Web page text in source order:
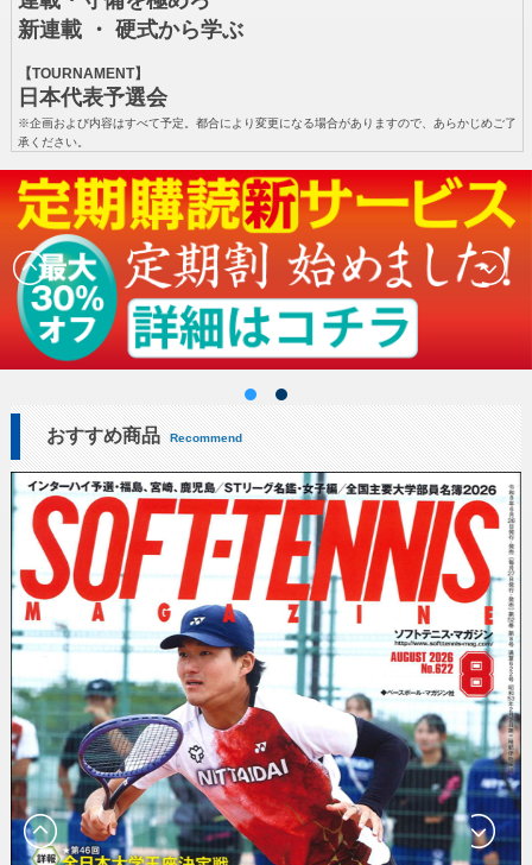
新連載 ・ 硬式から学ぶ
【TOURNAMENT】
日本代表予選会
※企画および内容はすべて予定。都合により変更になる場合がありますので、あらかじめご了
承ください。
おすすめ商品 Recommend